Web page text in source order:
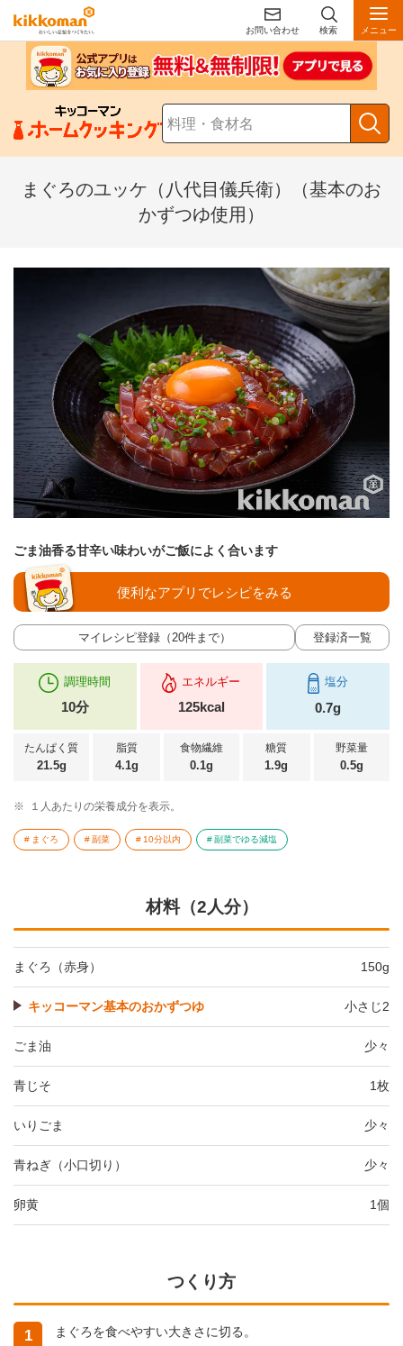
お問い合わせ 検索 メニュー
まぐろのユッケ（八代目儀兵衛）（基本のお
かずつゆ使用）
ごま油香る甘辛い味わいがご飯によく合います
マイレシピ登録（20件まで） 登録済一覧
便利なアプリでレシピをみる
調理時間
10分
エネルギー
125kcal
塩分
0.7g
たんぱく質
21.5g
脂質
4.1g
食物繊維
0.1g
糖質
1.9g
野菜量
0.5g
※ １人あたりの栄養成分を表示。
まぐろ 副菜 10分以内 副菜でゆる減塩
材料（2人分）
まぐろ（赤身） 150g
キッコーマン基本のおかずつゆ 小さじ2
ごま油 少々
青じそ 1枚
いりごま 少々
青ねぎ（小口切り） 少々
卵黄 1個
つくり方
1 まぐろを食べやすい大きさに切る。